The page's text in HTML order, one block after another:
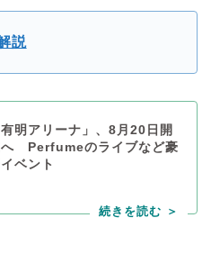
説
有明アリーナ」、8月20日開
Perfumeのライブなど豪
ベント